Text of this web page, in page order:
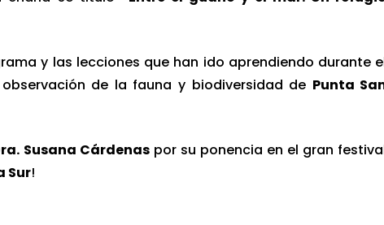
y las lecciones que han ido aprendiendo durante
de la fauna y biodiversidad de Punta
Susana Cárdenaspor su ponencia en el gran
Sur!